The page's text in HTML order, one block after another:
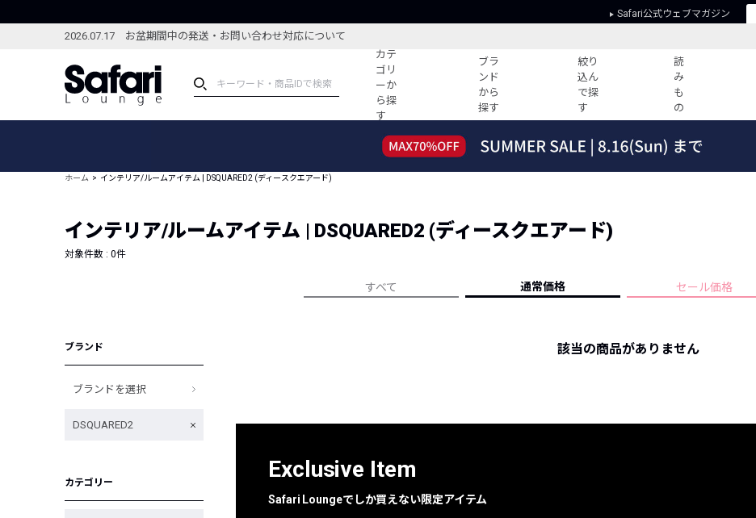
Safari公式ウェブマガジン
2026.07.17 お盆期間中の発送・お問い合わせ対応について
カテ
ゴリ
ーか
ら探
す
ブラ
ンド
から
探す
絞り
込ん
で探
す
読
み
も
の
ブランドから探す
新着アイテム
編集部のおすすめアイテム
特集記事
コーディネート
すべての記事
ーデ紹介
HOTなコーデ TOP20
人気記事ランキング
フォーカスブランド
プライバシーポリシー
ホーム インテリア/ルームアイテム | DSQUARED2 (ディースクエアード)
インテリア/ルームアイテム | DSQUARED2 (ディースクエアード)
対象件数 : 0件
すべて 通常価格 セール価格
ブランド
ブランドを選択
DSQUARED2
カテゴリー
該当の商品がありません
Exclusive Item
Safari Loungeでしか買えない限定アイテム